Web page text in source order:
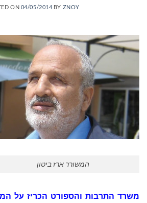
ON 04/05/2014 BY ZNOY
המשורר ארז ביטון
משרד התרבות והספורט הכריז על